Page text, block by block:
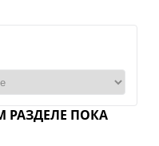
РАЗДЕЛЕ ПОКА